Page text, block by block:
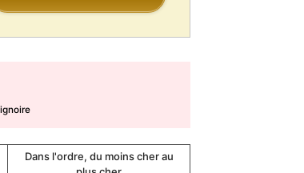
Dans l'ordre, du moins cher au